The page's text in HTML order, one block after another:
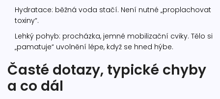
Hydratace: běžná voda stačí. Není nutné „proplachovat
toxiny“.
Lehký pohyb: procházka, jemné mobilizační cviky. Tělo si
„pamatuje“ uvolnění lépe, když se hned hýbe.
Časté dotazy, typické chyby
a co dál